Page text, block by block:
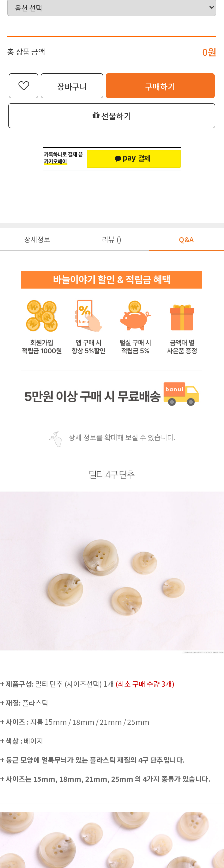
총 상품 금액 0원
장바구니 구매하기
선물하기
상세정보 리뷰 () Q&A
상세 정보를 확대해 보실 수 있습니다.
+ 제품구성: 밀티 단추 (사이즈선택) 1개 (최소 구매 수량 3개)
+ 재질: 플라스틱
+ 사이즈 : 지름 15mm / 18mm / 21mm / 25mm
+ 색상 : 베이지
+ 둥근 모양에 얼룩무늬가 있는 플라스틱 재질의 4구 단추입니다.
+ 사이즈는 15mm, 18mm, 21mm, 25mm 의 4가지 종류가 있습니다.